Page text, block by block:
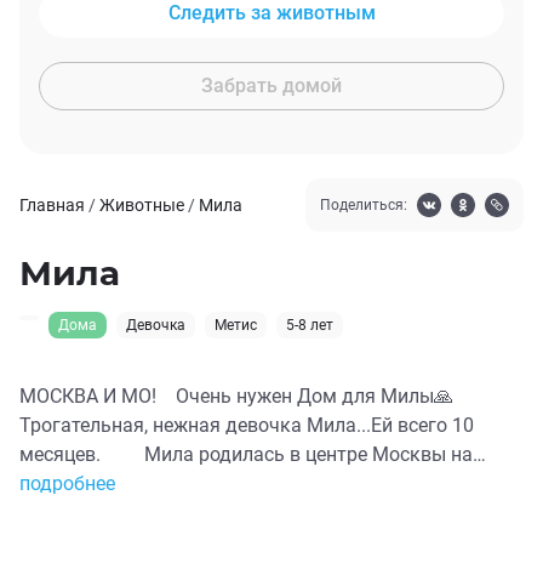
Следить за животным
Забрать домой
Главная /Животные / Мила Поделиться:
Мила
Дома Девочка Метис 5-8 лет
МОСКВА И МО!⠀ Очень нужен Дом для Милы🙏⠀ ⠀
Трогательная, нежная девочка Мила...Ей всего 10
месяцев. ⠀ ⠀ Мила родилась в центре Москвы на
чердаке старой хозяйственной постройки, куда давно
подробнее